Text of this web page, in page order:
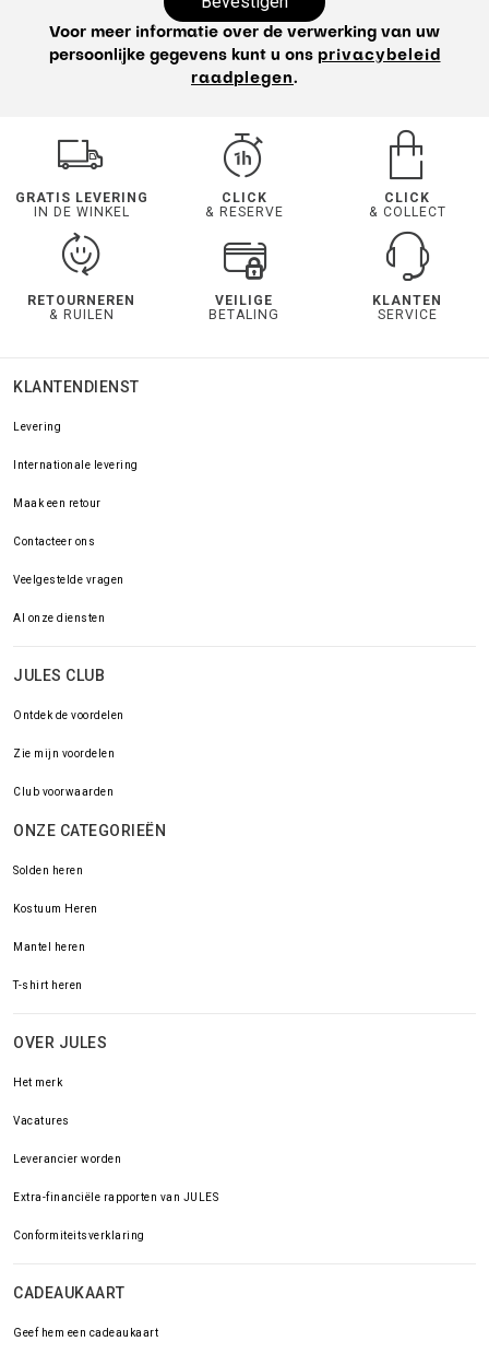
Voor meer informatie over de verwerking van uw
persoonlijke gegevens kunt u ons privacybeleid
raadplegen.
GRATIS LEVERING
IN DE WINKEL
CLICK
& RESERVE
CLICK
& COLLECT
RETOURNEREN
& RUILEN
VEILIGE
BETALING
KLANTEN
SERVICE
KLANTENDIENST
Levering
Internationale levering
Maak een retour
Contacteer ons
Veelgestelde vragen
Al onze diensten
JULES CLUB
Ontdek de voordelen
Zie mijn voordelen
Club voorwaarden
ONZE CATEGORIEËN
Solden heren
Kostuum Heren
Mantel heren
T-shirt heren
OVER JULES
Het merk
Vacatures
Leverancier worden
Extra-financiële rapporten van JULES
Conformiteitsverklaring
CADEAUKAART
Geef hem een cadeaukaart